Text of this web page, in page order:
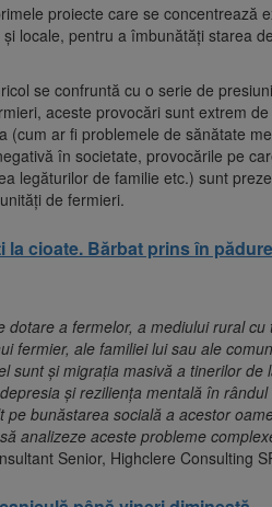
proiecte care se concentrează
locale, pentru a îmbunătăți starea
se confruntă cu o serie de
aceste provocări sunt extrem
(cum ar fi problemele de sănătate
în societate, provocările pe
legăturilor de familie etc.) sunt
de fermieri.
cioate. Bărbat prins în
a fermelor, a mediului rural cu
fermier, ale familiei lui sau ale
sunt și migrația masivă a tinerilor de
și reziliența mentală în
bunăstarea socială a acestor
analizeze aceste probleme
Senior, Highclere Consulting